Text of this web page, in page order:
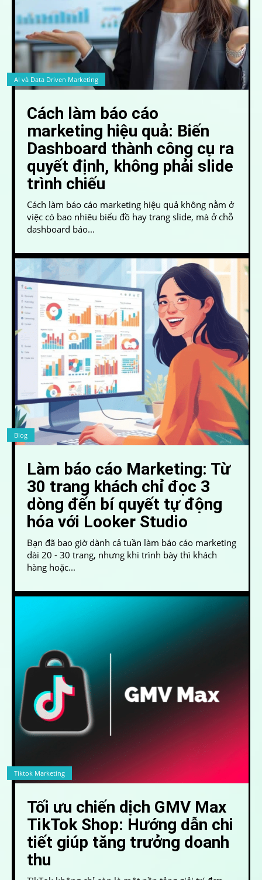
AI và Data Driven Marketing
Cách làm báo cáo
marketing hiệu quả: Biến
Dashboard thành công cụ ra
quyết định, không phải slide
trình chiếu
Cách làm báo cáo marketing hiệu quả không nằm ở
việc có bao nhiêu biểu đồ hay trang slide, mà ở chỗ
dashboard báo...
Blog
Làm báo cáo Marketing: Từ
30 trang khách chỉ đọc 3
dòng đến bí quyết tự động
hóa với Looker Studio
Bạn đã bao giờ dành cả tuần làm báo cáo marketing
dài 20 - 30 trang, nhưng khi trình bày thì khách
hàng hoặc...
Tiktok Marketing
Tối ưu chiến dịch GMV Max
TikTok Shop: Hướng dẫn chi
tiết giúp tăng trưởng doanh
thu